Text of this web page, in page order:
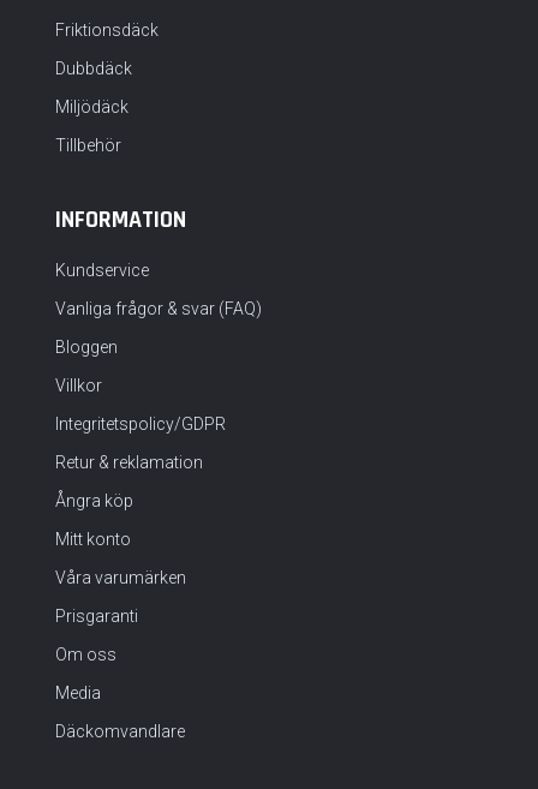
Friktionsdäck
Dubbdäck
Miljödäck
Tillbehör
INFORMATION
Kundservice
Vanliga frågor & svar (FAQ)
Bloggen
Villkor
Integritetspolicy/GDPR
Retur & reklamation
Ångra köp
Mitt konto
Våra varumärken
Prisgaranti
Om oss
Media
Däckomvandlare